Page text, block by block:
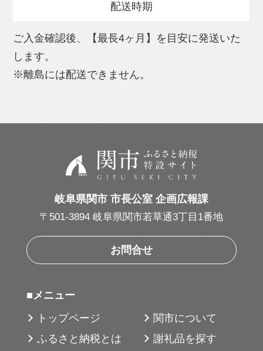
【使用期限】100年以上
※保管状況による。
配送時期
ご入金確認後、【最長4ヶ月】を目安に発送いた
します。
※離島には配送できません。
岐阜県関市 市長公室 企画広報課
〒501-3894 岐阜県関市若草通3丁目1番地
お問合せ
■メニュー
トップページ
関市について
ふるさと納税とは
謝礼品を探す